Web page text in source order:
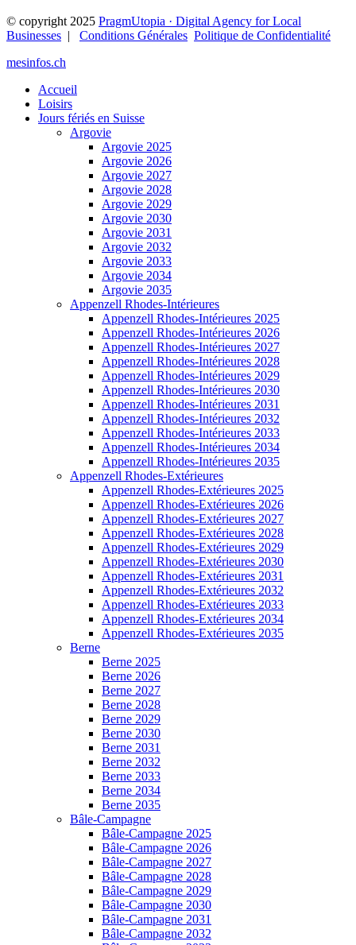
© copyright 2025 PragmUtopia · Digital Agency for Local
Businesses | Conditions Générales Politique de Confidentialité
mesinfos.ch
Accueil
Loisirs
Jours fériés en Suisse
Argovie
Argovie 2025
Argovie 2026
Argovie 2027
Argovie 2028
Argovie 2029
Argovie 2030
Argovie 2031
Argovie 2032
Argovie 2033
Argovie 2034
Argovie 2035
Appenzell Rhodes-Intérieures
Appenzell Rhodes-Intérieures 2025
Appenzell Rhodes-Intérieures 2026
Appenzell Rhodes-Intérieures 2027
Appenzell Rhodes-Intérieures 2028
Appenzell Rhodes-Intérieures 2029
Appenzell Rhodes-Intérieures 2030
Appenzell Rhodes-Intérieures 2031
Appenzell Rhodes-Intérieures 2032
Appenzell Rhodes-Intérieures 2033
Appenzell Rhodes-Intérieures 2034
Appenzell Rhodes-Intérieures 2035
Appenzell Rhodes-Extérieures
Appenzell Rhodes-Extérieures 2025
Appenzell Rhodes-Extérieures 2026
Appenzell Rhodes-Extérieures 2027
Appenzell Rhodes-Extérieures 2028
Appenzell Rhodes-Extérieures 2029
Appenzell Rhodes-Extérieures 2030
Appenzell Rhodes-Extérieures 2031
Appenzell Rhodes-Extérieures 2032
Appenzell Rhodes-Extérieures 2033
Appenzell Rhodes-Extérieures 2034
Appenzell Rhodes-Extérieures 2035
Berne
Berne 2025
Berne 2026
Berne 2027
Berne 2028
Berne 2029
Berne 2030
Berne 2031
Berne 2032
Berne 2033
Berne 2034
Berne 2035
Bâle-Campagne
Bâle-Campagne 2025
Bâle-Campagne 2026
Bâle-Campagne 2027
Bâle-Campagne 2028
Bâle-Campagne 2029
Bâle-Campagne 2030
Bâle-Campagne 2031
Bâle-Campagne 2032